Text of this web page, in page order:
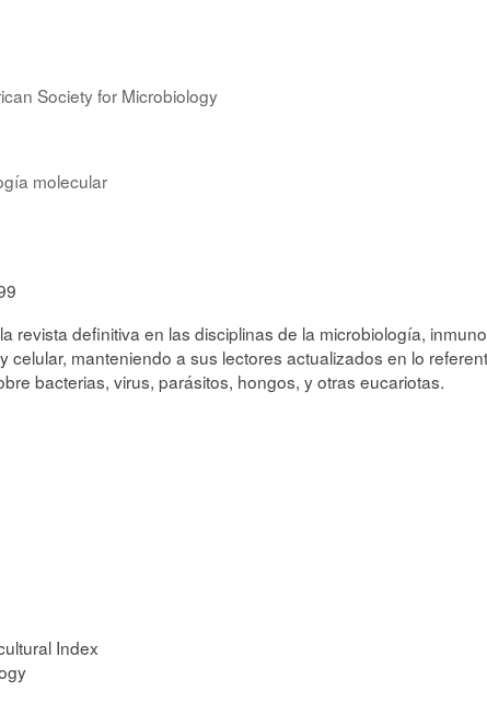
Society for Microbiology
molecular
revista definitiva en las disciplinas de la microbiología,
celular, manteniendo a sus lectores actualizados en lo
bacterias, virus, parásitos, hongos, y otras eucariotas.
Index